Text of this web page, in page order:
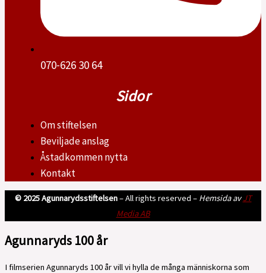
070-626 30 64
Sidor
Om stiftelsen
Beviljade anslag
Åstadkommen nytta
Kontakt
© 2025 Agunnarydsstiftelsen– All rights reserved – Hemsida avJT
Media AB
Agunnaryds 100 år
I filmserien Agunnaryds 100 år vill vi hylla de många människorna som